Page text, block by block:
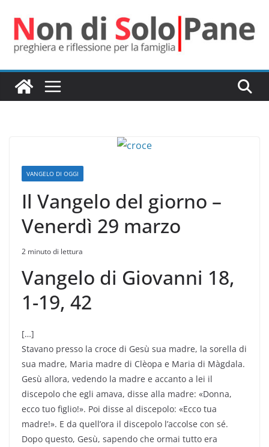
contenuto
VANGELO DI OGGI
Il Vangelo del giorno –
Venerdì 29 marzo
2 minuto di lettura
Vangelo di Giovanni 18,
1-19, 42
[…]
Stavano presso la croce di Gesù sua madre, la sorella di
sua madre, Maria madre di Clèopa e Maria di Màgdala.
Gesù allora, vedendo la madre e accanto a lei il
discepolo che egli amava, disse alla madre: «Donna,
ecco tuo figlio!». Poi disse al discepolo: «Ecco tua
madre!». E da quell’ora il discepolo l’accolse con sé.
Dopo questo, Gesù, sapendo che ormai tutto era